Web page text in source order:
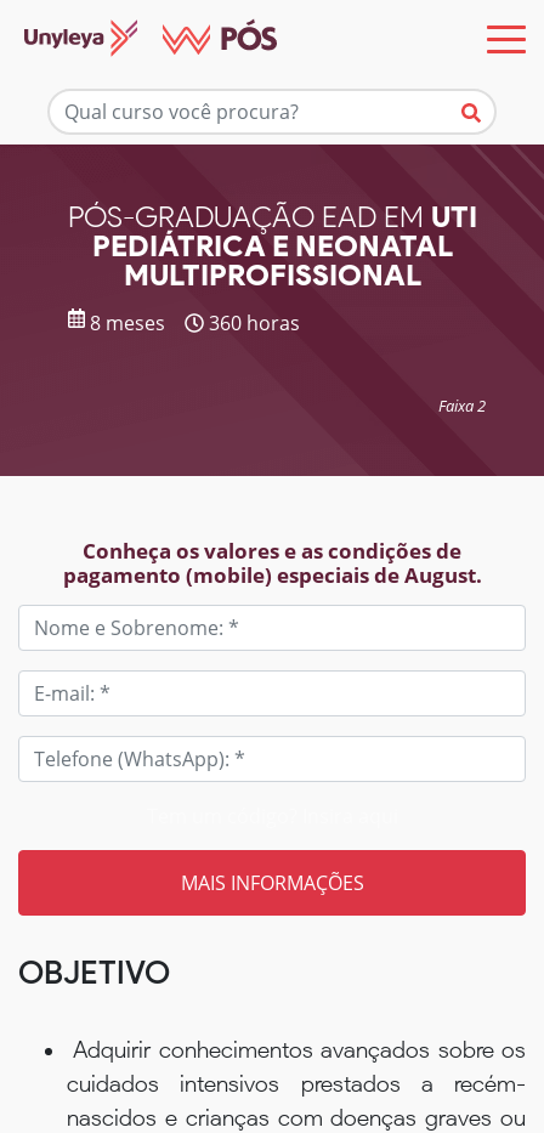
PÓS-GRADUAÇÃO EAD EM UTI
PEDIÁTRICA E NEONATAL
MULTIPROFISSIONAL
8 meses 360 horas
Faixa 2
Conheça os valores e as condições de
pagamento (mobile) especiais de August.
Mais informações
OBJETIVO
Adquirir conhecimentos avançados sobre os
cuidados intensivos prestados a recém-
nascidos e crianças com doenças graves ou